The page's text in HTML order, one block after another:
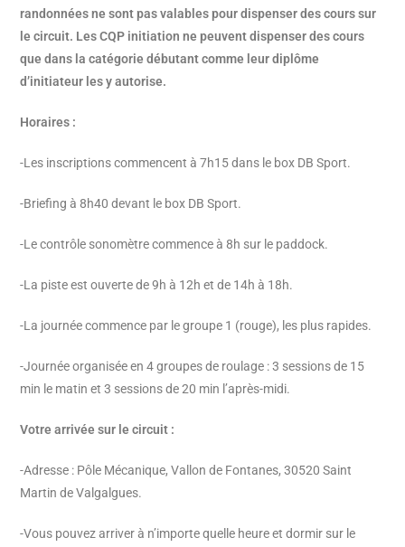
randonnées ne sont pas valables pour dispenser des cours sur
le circuit. Les CQP initiation ne peuvent dispenser des cours
que dans la catégorie débutant comme leur diplôme
d’initiateur les y autorise.
Horaires :
-Les inscriptions commencent à 7h15 dans le box DB Sport.
-Briefing à 8h40 devant le box DB Sport.
-Le contrôle sonomètre commence à 8h sur le paddock.
-La piste est ouverte de 9h à 12h et de 14h à 18h.
-La journée commence par le groupe 1 (rouge), les plus rapides.
-Journée organisée en 4 groupes de roulage : 3 sessions de 15
min le matin et 3 sessions de 20 min l’après-midi.
Votre arrivée sur le circuit :
-Adresse : Pôle Mécanique, Vallon de Fontanes, 30520 Saint
Martin de Valgalgues.
-Vous pouvez arriver à n’importe quelle heure et dormir sur le